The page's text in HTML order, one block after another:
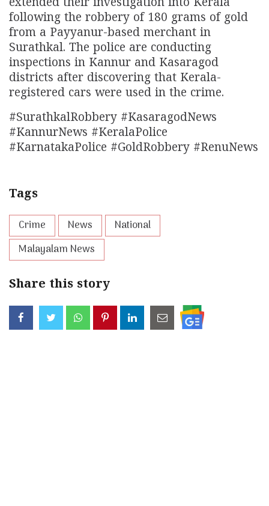
extended their investigation into Kerala
following the robbery of 180 grams of gold
from a Payyanur-based merchant in
Surathkal. The police are conducting
inspections in Kannur and Kasaragod
districts after discovering that Kerala-
registered cars were used in the crime.
#SurathkalRobbery #KasaragodNews
#KannurNews #KeralaPolice
#KarnatakaPolice #GoldRobbery #RenuNews
Tags
Crime News
National
Malayalam News
Share this story